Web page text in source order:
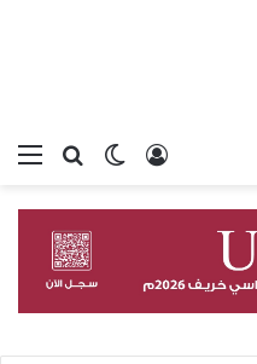
بحثالوضع
تسجيل الدخول